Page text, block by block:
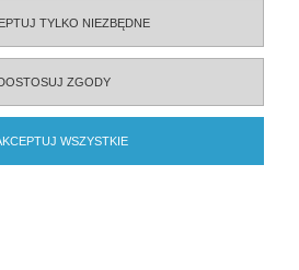
Shoper.pl
TYLKO NIEZBĘDNE
ZGODY
WSZYSTKIE